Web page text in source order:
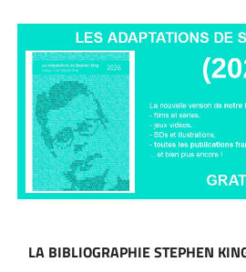
LA BIBLIOGRAPHIE STEPHEN